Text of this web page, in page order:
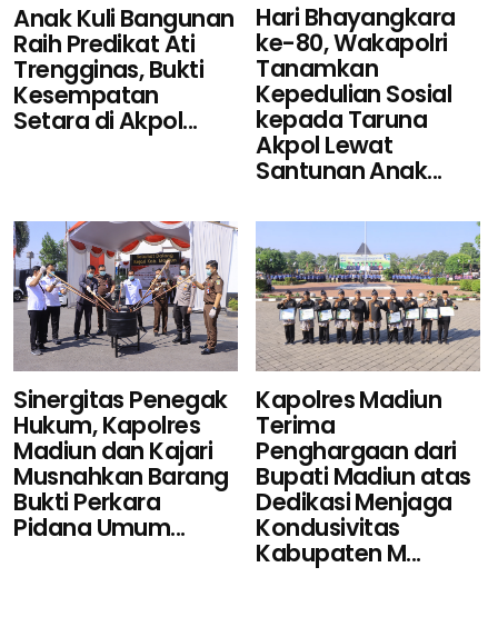
Anak Kuli Bangunan
Raih Predikat Ati
Trengginas, Bukti
Kesempatan
Setara di Akpol...
Hari Bhayangkara
ke-80, Wakapolri
Tanamkan
Kepedulian Sosial
kepada Taruna
Akpol Lewat
Santunan Anak...
Sinergitas Penegak
Hukum, Kapolres
Madiun dan Kajari
Musnahkan Barang
Bukti Perkara
Pidana Umum...
Kapolres Madiun
Terima
Penghargaan dari
Bupati Madiun atas
Dedikasi Menjaga
Kondusivitas
Kabupaten M...